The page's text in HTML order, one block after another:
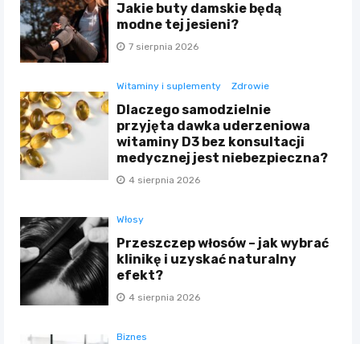
Jakie buty damskie będą
modne tej jesieni?
7 sierpnia 2026
Witaminy i suplementy Zdrowie
Dlaczego samodzielnie
przyjęta dawka uderzeniowa
witaminy D3 bez konsultacji
medycznej jest niebezpieczna?
4 sierpnia 2026
Włosy
Przeszczep włosów – jak wybrać
klinikę i uzyskać naturalny
efekt?
4 sierpnia 2026
Biznes